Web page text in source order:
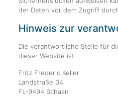
der Daten vor dem Zugriff
Hinweis zur
Die verantwortliche Stelle für
dieser Website ist:
Fritz Frederic Keller
Landstraße 34
FL-9494 Schaan